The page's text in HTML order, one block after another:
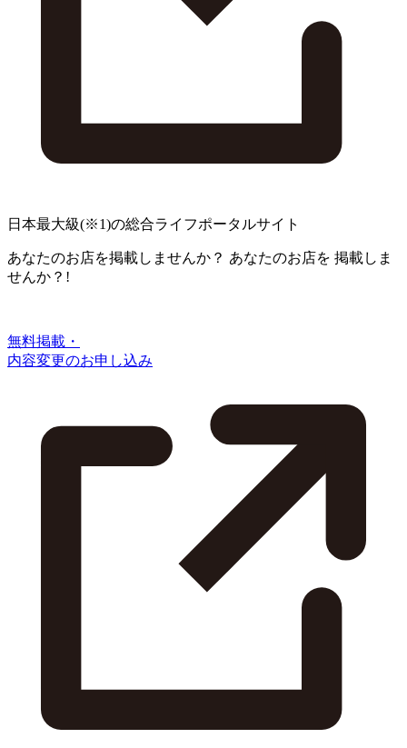
日本最大級(※1)の総合ライフポータルサイト
あなたのお店を掲載しませんか？ あなたのお店を 掲載しま
せんか？!
無料掲載・
内容変更のお申し込み